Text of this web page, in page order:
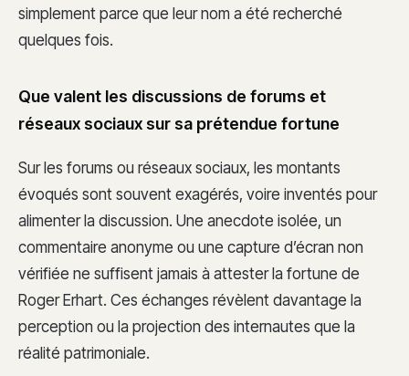
simplement parce que leur nom a été recherché
quelques fois.
Que valent les discussions de forums et
réseaux sociaux sur sa prétendue fortune
Sur les forums ou réseaux sociaux, les montants
évoqués sont souvent exagérés, voire inventés pour
alimenter la discussion. Une anecdote isolée, un
commentaire anonyme ou une capture d’écran non
vérifiée ne suffisent jamais à attester la fortune de
Roger Erhart. Ces échanges révèlent davantage la
perception ou la projection des internautes que la
réalité patrimoniale.